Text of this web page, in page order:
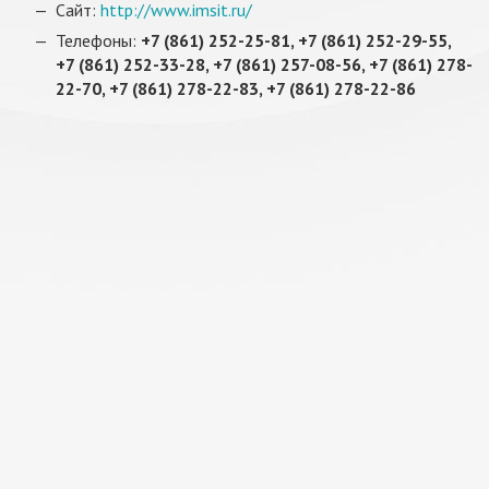
Сайт: http://www.imsit.ru/
Телефоны: +7 (861) 252-25-81, +7 (861) 252-29-55,
+7 (861) 252-33-28, +7 (861) 257-08-56, +7 (861) 278-
22-70, +7 (861) 278-22-83, +7 (861) 278-22-86